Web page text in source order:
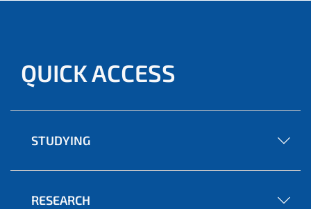
QUICK ACCESS
STUDYING
RESEARCH